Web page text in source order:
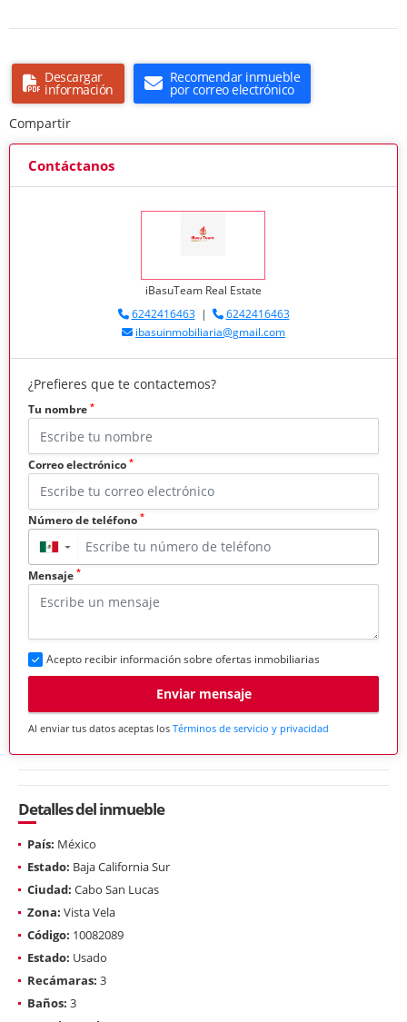
Descargar
información
Recomendar inmueble
por correo electrónico
Compartir
Contáctanos
iBasuTeam Real Estate
6242416463|
6242416463
ibasuinmobiliaria@gmail.com
¿Prefieres que te contactemos?
Tu nombre *
Correo electrónico *
Número de teléfono *
▼
Mensaje *
Acepto recibir información sobre ofertas inmobiliarias
Enviar mensaje
Al enviar tus datos aceptas los Términos de servicio y privacidad
Detalles del inmueble
País: México
Estado: Baja California Sur
Ciudad: Cabo San Lucas
Zona: Vista Vela
Código: 10082089
Estado: Usado
Recámaras: 3
Baños: 3